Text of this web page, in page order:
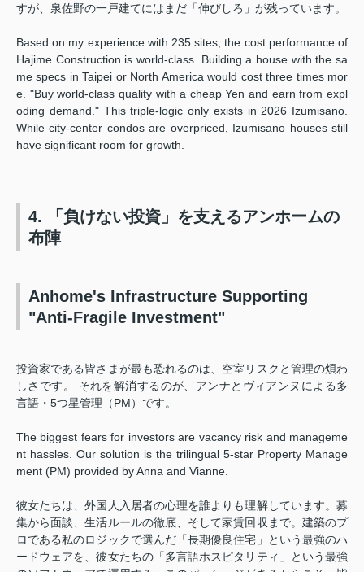
すが、泉佐野の一戸建てにはまだ「伸びしろ」が残っています。
Based on my experience with 235 sites, the cost performance of
Hajime Construction is world-class. Building a house with the sa
me specs in Taipei or North America would cost three times mor
e. "Buy world-class quality with a cheap Yen and earn from expl
oding demand." This triple-logic only exists in 2026 Izumisano.
While city-center condos are overpriced, Izumisano houses still
have significant room for growth.
4. 「負けない投資」を支えるアンホームの
布陣
Anhome's Infrastructure Supporting
"Anti-Fragile Investment"
投資家である皆さまが最も恐れるのは、空室リスクと管理の煩わ
しさです。 それを解消するのが、アンナとヴィアンヌによる多
言語・5つ星管理（PM）です。
The biggest fears for investors are vacancy risk and manageme
nt hassles. Our solution is the trilingual 5-star Property Manage
ment (PM) provided by Anna and Vianne.
彼女たちは、外国人入居者の心理を誰よりも理解しています。募
集から面談、生活ルールの徹底、そして家賃回収まで。建築のプ
ロである私のロジックで選んだ「長期優良住宅」という最強のハ
ードウェアを、彼女たちの「多言語ホスピタリティ」という最強